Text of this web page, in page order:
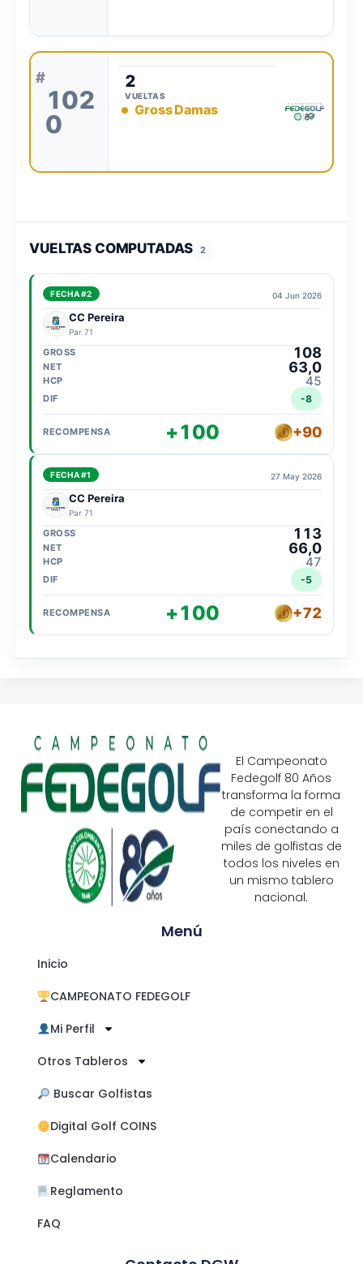
#
102
0
Gross Damas
2
VUELTAS
VUELTAS COMPUTADAS 2
FECHA #2 04 Jun 2026
CC Pereira
Par 71
108
63,0
45
-8
+100 +90
FECHA #1 27 May 2026
CC Pereira
Par 71
113
66,0
47
-5
+100 +72
El Campeonato
Fedegolf 80 Años
transforma la forma
de competir en el
país conectando a
miles de golfistas de
todos los niveles en
un mismo tablero
nacional.
Menú
Inicio
CAMPEONATO FEDEGOLF
Mi Perfil
Otros Tableros
​ Buscar Golfistas
Digital Golf COINS
Calendario
Reglamento
FAQ